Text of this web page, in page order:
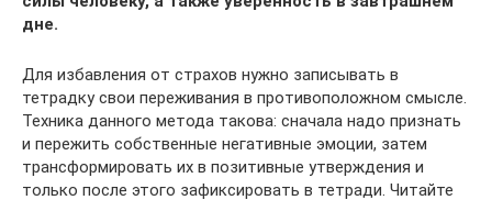
дне.
Для избавления от страхов нужно записывать в
тетрадку свои переживания в противоположном смысле.
Техника данного метода такова: сначала надо признать
и пережить собственные негативные эмоции, затем
трансформировать их в позитивные утверждения и
только после этого зафиксировать в тетради. Читайте